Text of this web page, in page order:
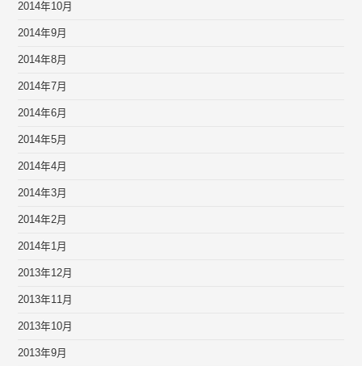
2014年10月
2014年9月
2014年8月
2014年7月
2014年6月
2014年5月
2014年4月
2014年3月
2014年2月
2014年1月
2013年12月
2013年11月
2013年10月
2013年9月